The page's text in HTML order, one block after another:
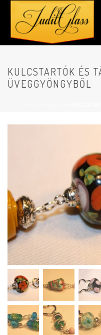
KULCSTARTÓK ÉS
ÜVEGGYÖNGYBŐL